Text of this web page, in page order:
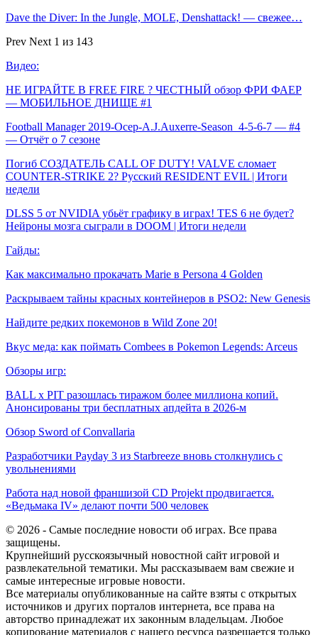
Dave the Diver: In the Jungle, MOLE, Denshattack! — свежее…
Prev Next 1 из 143
Видео:
НЕ ИГРАЙТЕ В FREE FIRE ? ЧЕСТНЫЙ обзор ФРИ ФАЕР
— МОБИЛЬНОЕ ДНИЩЕ #1
Football Manager 2019-Осер-A.J.Auxerre-Season_4-5-6-7 — #4
— Отчёт о 7 сезоне
Погиб СОЗДАТЕЛЬ CALL OF DUTY! VALVE сломает
COUNTER-STRIKE 2? Русский RESIDENT EVIL | Итоги
недели
DLSS 5 от NVIDIA убьёт графику в играх! TES 6 не будет?
Нейроны мозга сыграли в DOOM | Итоги недели
Гайды:
Как максимально прокачать Marie в Persona 4 Golden
Раскрываем тайны красных контейнеров в PSO2: New Genesis
Найдите редких покемонов в Wild Zone 20!
Вкус меда: как поймать Combees в Pokemon Legends: Arceus
Обзоры игр:
BALL x PIT разошлась тиражом более миллиона копий.
Анонсированы три бесплатных апдейта в 2026-м
Обзор Sword of Convallaria
Разработчики Payday 3 из Starbreeze вновь столкнулись с
увольнениями
Работа над новой франшизой CD Projekt продвигается.
«Ведьмака IV» делают почти 500 человек
© 2026 - Самые последние новости об играх. Все права
защищены.
Крупнейший русскоязычный новостной сайт игровой и
развлекательной тематики. Мы рассказываем вам свежие и
самые интересные игровые новости.
Все материалы опубликованные на сайте взяты с открытых
источников и других порталов интернета, все права на
авторство принадлежат их законным владельцам. Любое
копирование материалов с нашего ресурса разрешается только